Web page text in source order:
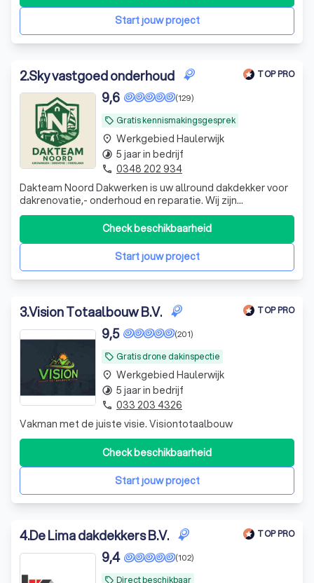
Start jouw project
2.Sky vastgoed onderhoud TOP PRO
local_offer Gratis kennismakingsgesprek
(129)
9,6
Dakteam Noord Dakwerken is uw allround dakdekker voor
dakrenovatie,- onderhoud en reparatie. Wij zijn
gespecialiseerd in alle daken en voeren alle
werkzaamheden uit. Ook zijn wij gespecialiseerd in : -
Platte daken renoveren/repararen - Hellende daken
renoveren/repararen - Pannen daken renoveren/r
Start jouw project
Check beschikbaarheid
place Werkgebied Haulerwijk
timelapse 5 jaar in bedrijf
phone 0348 202 934
3.Vision Totaalbouw B.V. TOP PRO
local_offer Gratis drone dakinspectie
(201)
9,5
Vakman met de juiste visie. Visiontotaalbouw
Start jouw project
Check beschikbaarheid
place Werkgebied Haulerwijk
timelapse 5 jaar in bedrijf
phone 033 203 4326
4.De Lima dakdekkers B.V. TOP PRO
local_offer Direct beschikbaar
(102)
9,4